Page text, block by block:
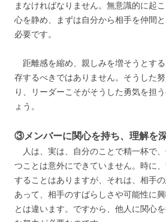
まなければなりません。無意識的に起
心を静め、まずは自分から相手を仲間
必要です。
距離感を縮め、親しみを増そうとす
存するべきではありません。そうした
り、リーダーこそがそうした勇気を担
ょう。
③メンバーに関心を持ち、理解を
人は、実は、自分のことで精一杯で
つことは意外にできていません。時に
することはありますが、それは、相手
あって、相手のすばらしさや可能性に
とは違います。ですから、他人に関心